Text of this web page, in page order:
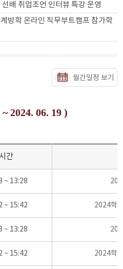
배 취업조언 인터뷰 특강 운영
방학 온라인 직무부트캠프 참가학
월간일정 보기
2024. 06. 19 )
시간
~ 13:28
~ 15:42 2024학
~ 13:28
~ 15:42 2024학